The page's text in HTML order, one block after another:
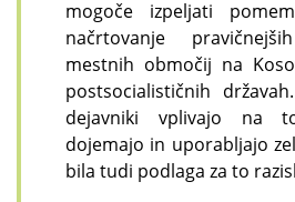
mogoče izpeljati
načrtovanje
mestnih območij na
postsocialističnih
dejavniki vplivajo na
dojemajo in uporabljajo
bila tudi podlaga za to